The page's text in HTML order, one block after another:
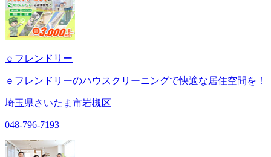
ｅフレンドリー
ｅフレンドリーのハウスクリーニングで快適な居住空間を！
埼玉県さいたま市岩槻区
048-796-7193